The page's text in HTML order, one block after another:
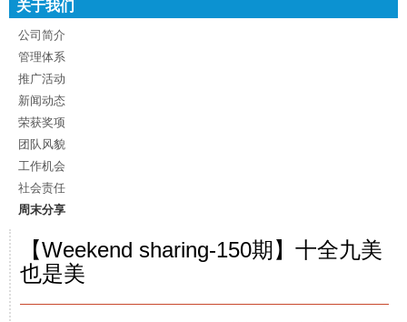
关于我们
公司简介
管理体系
推广活动
新闻动态
荣获奖项
团队风貌
工作机会
社会责任
周末分享
【Weekend sharing-150期】十全九美
也是美